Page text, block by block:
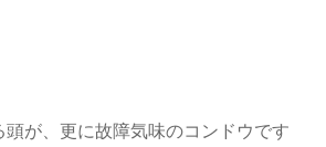
が、更に故障気味のコンドウです